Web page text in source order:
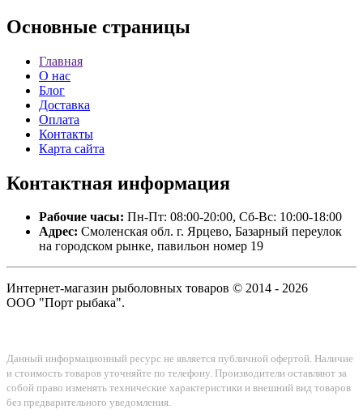
Основные страницы
Главная
О нас
Блог
Доставка
Оплата
Контакты
Карта сайта
Контактная информация
Рабочие часы: Пн-Пт: 08:00-20:00, Сб-Вс: 10:00-18:00
Адрес: Смоленская обл. г. Ярцево, Базарный переулок
на городском рынке, павильон номер 19
Интернет-магазин рыболовных товаров © 2014 - 2026
ООО "Порт рыбака".
Данный информационный ресурс не является публичной офертой. Наличие
и стоимость товаров уточняйте по телефону. Производители оставляют за
собой право изменять технические характеристики и внешний вид товаров
без предварительного уведомления.